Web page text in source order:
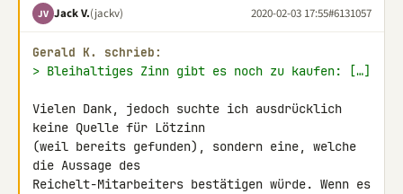
JV Jack V.(jackv) 2020-02-03 17:55#6131057
Gerald K. schrieb:
> Bleihaltiges Zinn gibt es noch zu kaufen: […]
Vielen Dank, jedoch suchte ich ausdrücklich
keine Quelle für Lötzinn
(weil bereits gefunden), sondern eine, welche
die Aussage des
Reichelt-Mitarbeiters bestätigen würde. Wenn es